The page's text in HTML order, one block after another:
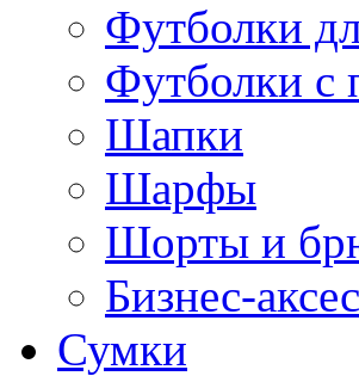
Футболки
Футболки с
Шапки
Шарфы
Шорты и
Бизнес-
Сумки